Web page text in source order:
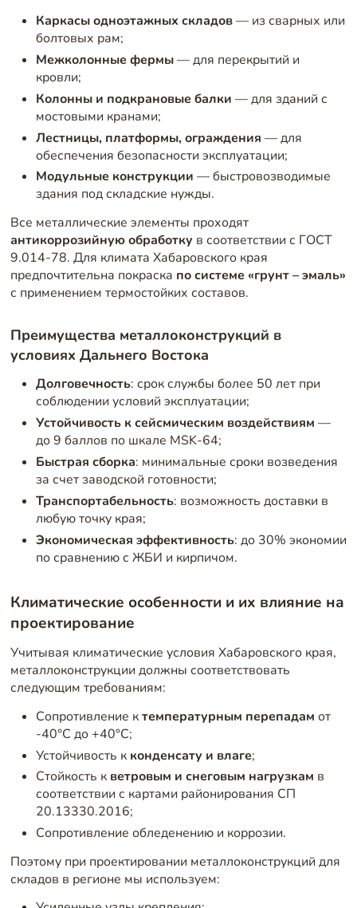
Каркасы одноэтажных складов— из сварных или
болтовых рам;
Межколонные фермы— для перекрытий и
кровли;
Колонны и подкрановые балки — для зданий с
мостовыми кранами;
Лестницы, платформы, ограждения — для
обеспечения безопасности эксплуатации;
Модульные конструкции — быстровозводимые
здания под складские нужды.
Все металлические элементы проходят
антикоррозийную обработку в соответствии с ГОСТ
9.014-78. Для климата Хабаровского края
предпочтительна покраска по системе «грунт – эмаль»
с применением термостойких составов.
Преимущества металлоконструкций в
условиях Дальнего Востока
Долговечность: срок службы более 50 лет при
соблюдении условий эксплуатации;
Устойчивость к сейсмическим воздействиям —
до 9 баллов по шкале MSK-64;
Быстрая сборка: минимальные сроки возведения
за счет заводской готовности;
Транспортабельность: возможность доставки в
любую точку края;
Экономическая эффективность: до 30% экономии
по сравнению с ЖБИ и кирпичом.
Климатические особенности и их влияние на
проектирование
Учитывая климатические условия Хабаровского края,
металлоконструкции должны соответствовать
следующим требованиям:
Сопротивление ктемпературным перепадам от
-40°C до +40°C;
Устойчивость к конденсату и влаге;
Стойкость к ветровым и снеговым нагрузкам в
соответствии с картами районирования СП
20.13330.2016;
Сопротивление обледенению и коррозии.
Поэтому при проектировании металлоконструкций для
складов в регионе мы используем: